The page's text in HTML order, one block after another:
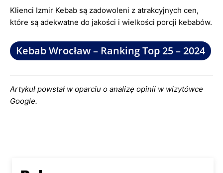
Klienci Izmir Kebab są zadowoleni z atrakcyjnych cen,
które są adekwatne do jakości i wielkości porcji kebabów.
Kebab Wrocław – Ranking Top 25 – 2024
Artykuł powstał w oparciu o analizę opinii w wizytówce
Google.